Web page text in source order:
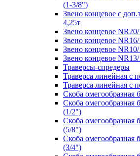
(1-3/8")
Звено концевое с
4,25т
Звено концевое
Звено концевое
Звено концевое
Звено концевое
Траверсы-спредеры
Траверса линейная с
Траверса линейная с
Скоба омегообразная
Скоба омегообразная
(1/2")
Скоба омегообразная
(5/8")
Скоба омегообразная
(3/4")